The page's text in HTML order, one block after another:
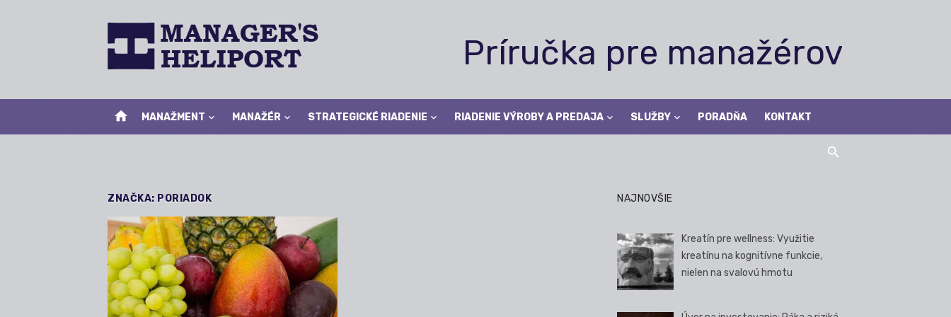
Príručka pre manažérov
home MANAŽMENT MANAŽÉR STRATEGICKÉ RIADENIE RIADENIE VÝROBY A PREDAJA SLUŽBY PORADŇA KONTAKT
ZNAČKA: PORIADOK NAJNOVŠIE
Kreatín pre wellness: Využitie
kreatínu na kognitívne funkcie,
nielen na svalovú hmotu